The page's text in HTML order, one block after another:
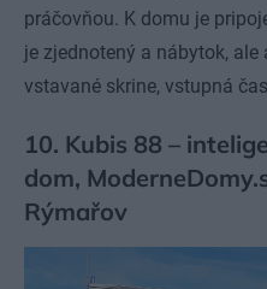
práčovňou. K domu je
je zjednotený a nábytok, ale
vstavané skrine, vstupná
10. Kubis 88 –
dom,
Rýmařov